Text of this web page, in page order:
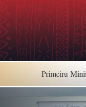
Primeiru-